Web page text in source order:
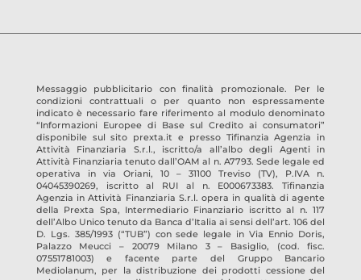
Messaggio pubblicitario con finalità promozionale. Per le
condizioni contrattuali o per quanto non espressamente
indicato è necessario fare riferimento al modulo denominato
“Informazioni Europee di Base sul Credito ai consumatori”
disponibile sul sito prexta.it e presso Tifinanzia Agenzia in
Attività Finanziaria S.r.l., iscritto/a all’albo degli Agenti in
Attività Finanziaria tenuto dall’OAM al n. A7793. Sede legale ed
operativa in via Oriani, 10 – 31100 Treviso (TV), P.IVA n.
04045390269, iscritto al RUI al n. E000673383.Tifinanzia
Agenzia in Attività Finanziaria S.r.l. opera in qualità di agente
della Prexta Spa, Intermediario Finanziario iscritto al n. 117
dell’Albo Unico tenuto da Banca d’Italia ai sensi dell’art. 106 del
D. Lgs. 385/1993 (“TUB”) con sede legale in Via Ennio Doris,
Palazzo Meucci – 20079 Milano 3 – Basiglio, (cod. fisc.
07551781003) e facente parte del Gruppo Bancario
Mediolanum, per la distribuzione dei prodotti cessione del